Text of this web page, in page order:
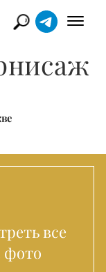
все
фото